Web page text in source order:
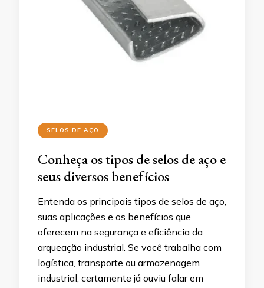
SELOS DE AÇO
Conheça os tipos de selos de aço e
seus diversos benefícios
Entenda os principais tipos de selos de aço,
suas aplicações e os benefícios que
oferecem na segurança e eficiência da
arqueação industrial. Se você trabalha com
logística, transporte ou armazenagem
industrial, certamente já ouviu falar em